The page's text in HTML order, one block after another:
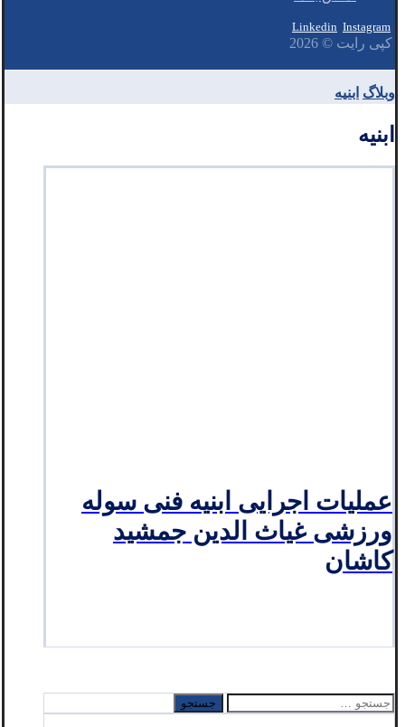
Linkedin Instagram
کپی رایت © 2026
وبلاگ ابنیه
ابنیه
عملیات اجرایی ابنیه فنی سوله
ورزشی غیاث الدین جمشید
کاشان
جستجو
برای: